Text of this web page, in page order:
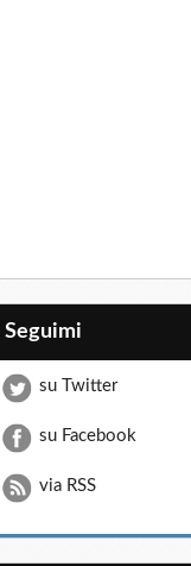
Seguimi
su Twitter
su Facebook
via RSS